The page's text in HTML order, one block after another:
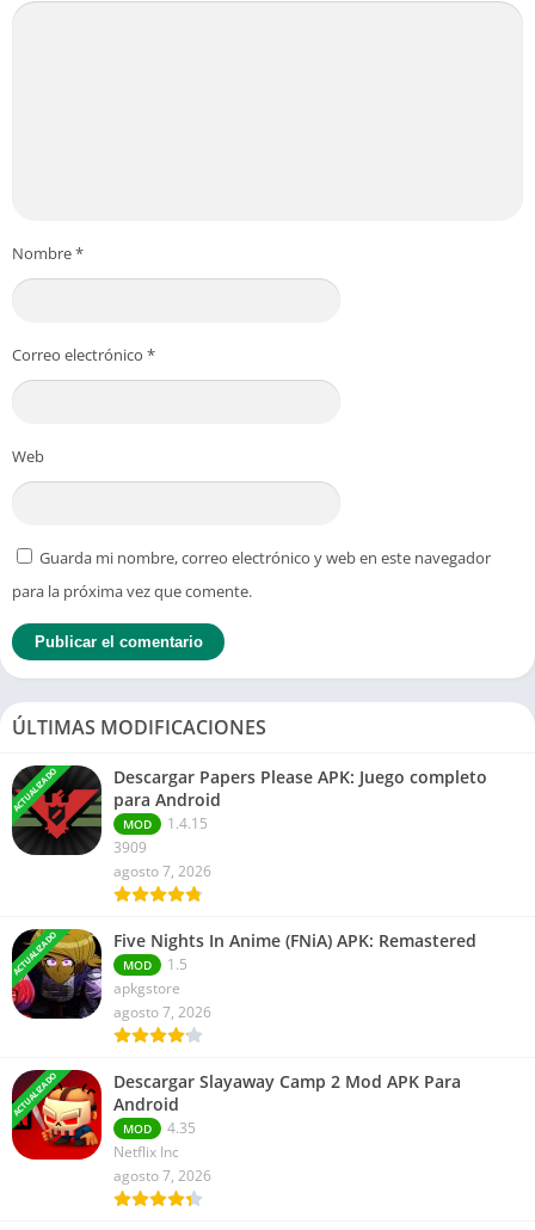
Nombre*
Correo electrónico *
Web
Guarda mi nombre, correo electrónico y web en este navegador
para la próxima vez que comente.
ÚLTIMAS MODIFICACIONES
ACTUALIZADO
Descargar Papers Please APK: Juego completo
para Android
MOD
1.4.15
3909
agosto 7, 2026
ACTUALIZADO Five Nights In Anime (FNiA) APK: Remastered
MOD
1.5
apkgstore
agosto 7, 2026
ACTUALIZADO
Descargar Slayaway Camp 2 Mod APK Para
Android
MOD
4.35
Netflix Inc
agosto 7, 2026